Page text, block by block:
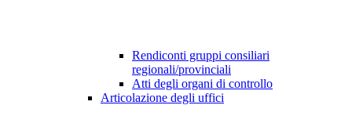
Rendiconti gruppi consiliari
regionali/provinciali
Atti degli organi di controllo
Articolazione degli uffici